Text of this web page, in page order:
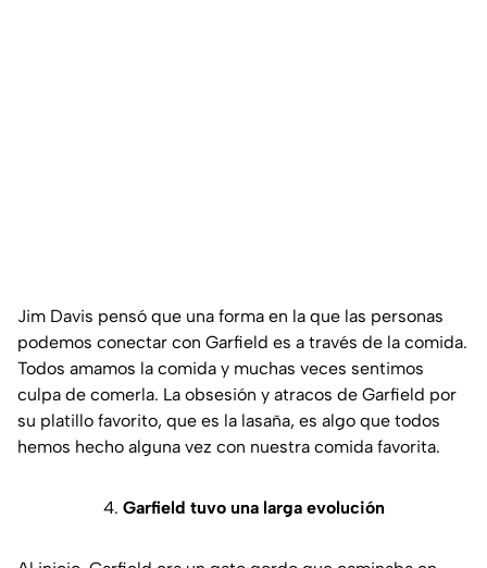
Jim Davis pensó que una forma en la que las personas
podemos conectar con Garfield es a través de la comida.
Todos amamos la comida y muchas veces sentimos
culpa de comerla. La obsesión y atracos de Garfield por
su platillo favorito, que es la lasaña, es algo que todos
hemos hecho alguna vez con nuestra comida favorita.
4. Garfield tuvo una larga evolución